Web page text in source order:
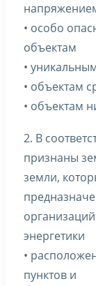
• особо
объектам
•
• объектам
• объектам
2. В
признаны
земли,
энергетики
•
пунктов и